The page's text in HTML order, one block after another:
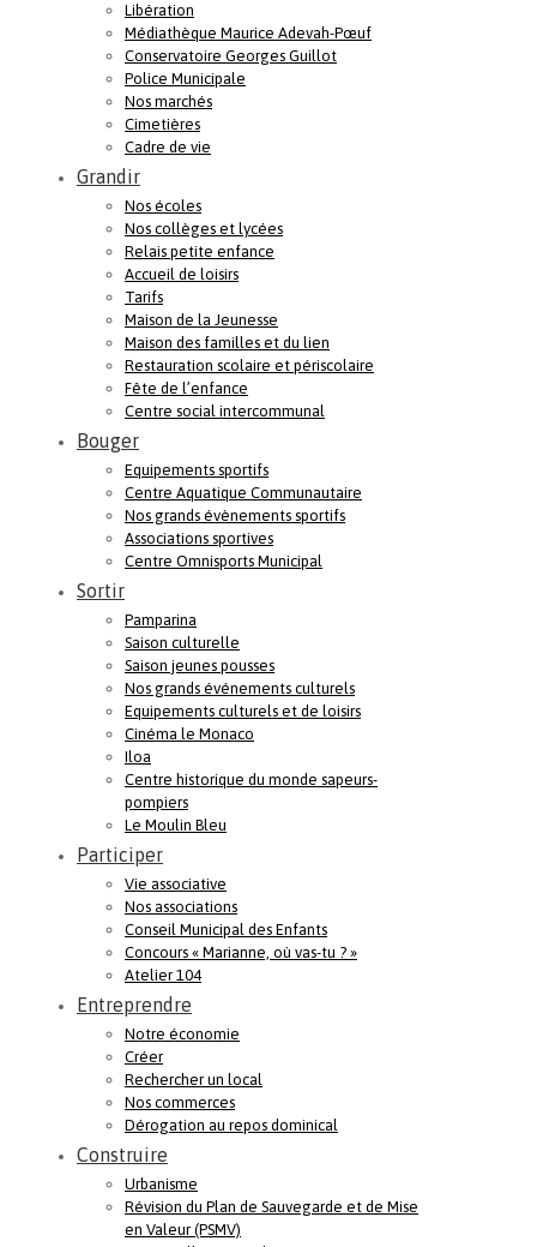
Libération
Médiathèque Maurice Adevah-Pœuf
Conservatoire Georges Guillot
Police Municipale
Nos marchés
Cimetières
Cadre de vie
Grandir
Nos écoles
Nos collèges et lycées
Relais petite enfance
Accueil de loisirs
Tarifs
Maison de la Jeunesse
Maison des familles et du lien
Restauration scolaire et périscolaire
Fête de l’enfance
Centre social intercommunal
Bouger
Equipements sportifs
Centre Aquatique Communautaire
Nos grands évènements sportifs
Associations sportives
Centre Omnisports Municipal
Sortir
Pamparina
Saison culturelle
Saison jeunes pousses
Nos grands événements culturels
Equipements culturels et de loisirs
Cinéma le Monaco
Iloa
Centre historique du monde sapeurs-
pompiers
Le Moulin Bleu
Participer
Vie associative
Nos associations
Conseil Municipal des Enfants
Concours « Marianne, où vas-tu ? »
Atelier 104
Entreprendre
Notre économie
Créer
Rechercher un local
Nos commerces
Dérogation au repos dominical
Construire
Urbanisme
Révision du Plan de Sauvegarde et de Mise
en Valeur (PSMV)